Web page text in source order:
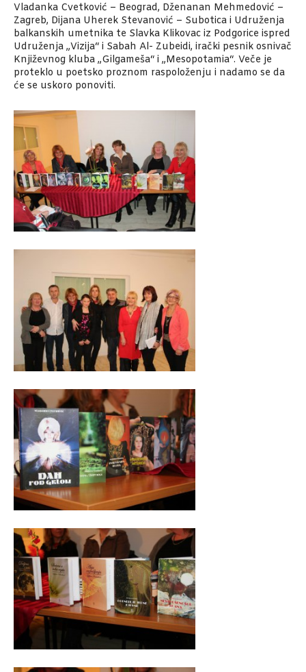
Vladanka Cvetković – Beograd, Dženanan Mehmedović –
Zagreb, Dijana Uherek Stevanović – Subotica i Udruženja
balkanskih umetnika te Slavka Klikovac iz Podgorice ispred
Udruženja „Vizija“ i Sabah Al- Zubeidi, irački pesnik osnivač
Književnog kluba „Gilgameša“ i „Mesopotamia“. Veče je
proteklo u poetsko proznom raspoloženju i nadamo se da
će se uskoro ponoviti.